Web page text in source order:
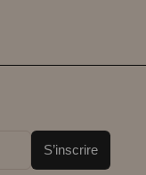
S’inscrire